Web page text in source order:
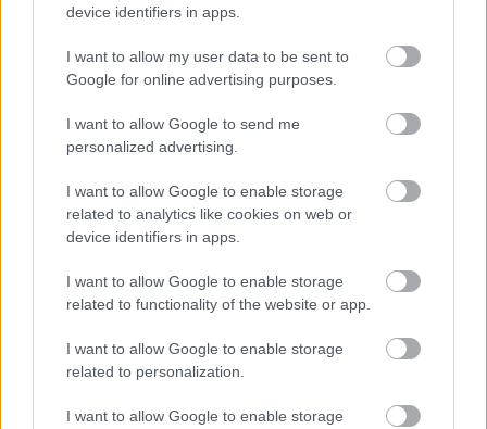
device identifiers in apps.
I want to allow my user data to be sent to
Google for online advertising purposes.
I want to allow Google to send me
personalized advertising.
I want to allow Google to enable storage
related to analytics like cookies on web or
device identifiers in apps.
I want to allow Google to enable storage
related to functionality of the website or app.
I want to allow Google to enable storage
related to personalization.
I want to allow Google to enable storage
AC MilanvsManchester United2026-08-15 18:00
ELŐZŐ MÉRKŐZÉSEK
Támogatás
Támogasd adományoddal
a ManUtdFanatics.hu működését!